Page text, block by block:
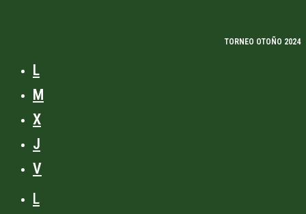
TORNEO OTOÑO 2024
L
M
X
J
V
L